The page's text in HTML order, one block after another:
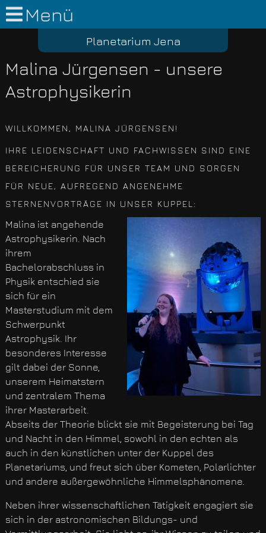
Menü
Planetarium Jena
Malina Jürgensen - unsere
Astrophysikerin
WILLKOMMEN, MALINA JÜRGENSEN!
IHRE LEIDENSCHAFT UND FACHWISSEN SIND EINE
BEREICHERUNG FÜR UNSER TEAM UND SORGEN
FÜR NEUE, AUFREGEND ANGENEHME
STERNENVORTRÄGE IN UNSER KUPPEL:
Malina ist angehende
Astrophysikerin. Nach
ihrem
Bachelorabschluss in
Physik entschied sie
sich für ein
Masterstudium mit dem
Schwerpunkt
Astrophysik. Ihr
besonderes Interesse
gilt dabei der Sonne,
unserem Heimatstern
und zentralem Thema
ihrer Masterarbeit.
Abseits der Theorie blickt sie mit Begeisterung bei Tag
und Nacht in den Himmel, sowohl in den echten als
auch in den künstlichen unter der Kuppel des
Planetariums, und freut sich über Kometen, Polarlichter
und andere außergewöhnliche Himmelsphänomene.
Neben ihrer wissenschaftlichen Tätigkeit engagiert sie
sich in der astronomischen Bildungs- und